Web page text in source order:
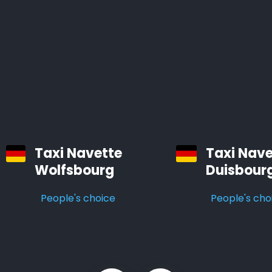
Taxis d’aéroport à Würzburg
Infos pratiques à savoir sur les navettes d’aéroport
Taxi Navette
Wolfsbourg
People's choice
Taxi
People's